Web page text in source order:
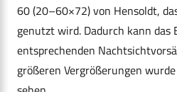
60 (20–60×72) von Hensoldt,
genutzt wird. Dadurch kann das
entsprechenden
größeren Vergrößerungen